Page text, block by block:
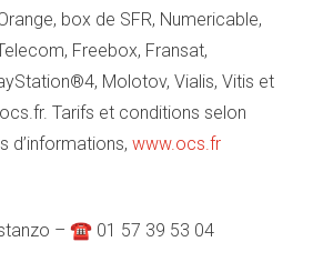
box de SFR, Numericable,
Freebox, Fransat,
Molotov, Vialis, Vitis et
Tarifs et conditions selon
d’informations, www.ocs.fr
– ☎ 01 57 39 53 04